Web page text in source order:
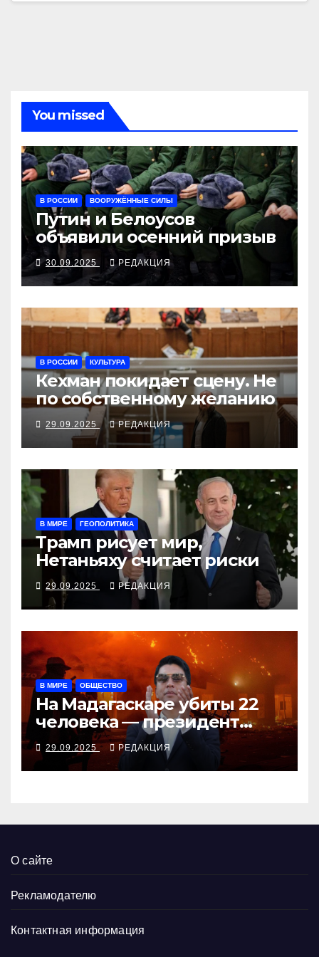
You missed
В РОССИИ ВООРУЖЁННЫЕ СИЛЫ
Путин и Белоусов
объявили осенний призыв
30.09.2025 РЕДАКЦИЯ
В РОССИИ КУЛЬТУРА
Кехман покидает сцену. Не
по собственному желанию
29.09.2025 РЕДАКЦИЯ
В МИРЕ ГЕОПОЛИТИКА
Трамп рисует мир,
Нетаньяху считает риски
29.09.2025 РЕДАКЦИЯ
В МИРЕ ОБЩЕСТВО
На Мадагаскаре убиты 22
человека — президент
согласен поговорить с
молодёжью
29.09.2025 РЕДАКЦИЯ
О сайте
Рекламодателю
Контактная информация